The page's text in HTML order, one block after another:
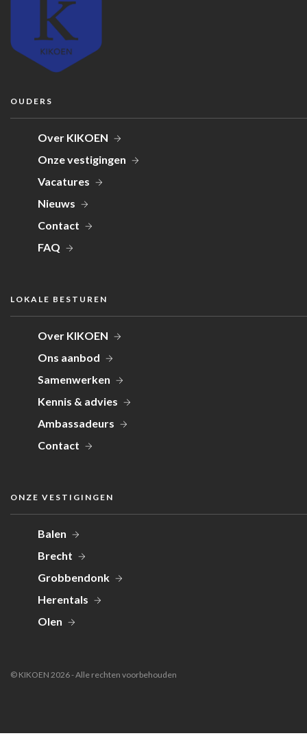
OUDERS
Over KIKOEN
Onze vestigingen
Vacatures
Nieuws
Contact
FAQ
LOKALE BESTUREN
Over KIKOEN
Ons aanbod
Samenwerken
Kennis & advies
Ambassadeurs
Contact
ONZE VESTIGINGEN
Balen
Brecht
Grobbendonk
Herentals
Olen
© KIKOEN 2026 - Alle rechten voorbehouden